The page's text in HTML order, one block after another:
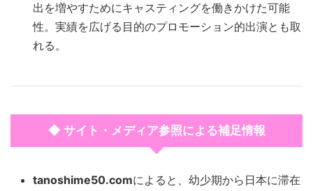
出を増やすためにキャスティングを働きかけた可能
性。実績を広げる目的のプロモーション的出演とも取
れる。
◆ サイト・メディア参照による補足情報
tanoshime50.comによると、幼少期から日本に滞在